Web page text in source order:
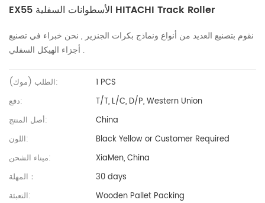
EX55 الأسطوانات السفلية HITACHI Track Roller
نقوم بتصنيع العديد من أنواع ونماذج بكرات الجنزير , نحن خبراء في تصنيع
أجزاء الهيكل السفلي .
الطلب (موك):
1 PCS
دفع:
T/T, L/C, D/P, Western Union
أصل المنتج:
China
اللون:
Black Yellow or Customer Required
ميناء الشحن:
XiaMen, China
المهلة：
30 days
التعبئة:
Wooden Pallet Packing